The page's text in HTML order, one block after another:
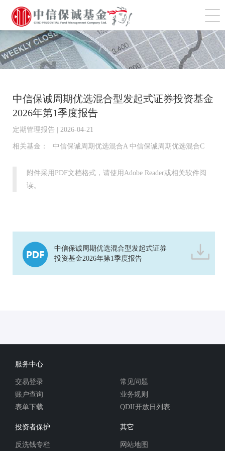
切
中信保诚周期优选混合型发起式证券投资基金
2026年第1季度报告
定期管理报告 | 2026-04-21
相关基金： 中信保诚周期优选混合A 中信保诚周期优选混合C
附件采用PDF文档格式，请使用Adobe Reader或相关软件阅
读。
中信保诚周期优选混合型发起式证券
投资基金2026年第1季度报告
服务中心
交易登录
账户查询
表单下载
常见问题
业务规则
QDII开放日列表
投资者保护
反洗钱专栏
其它
网站地图